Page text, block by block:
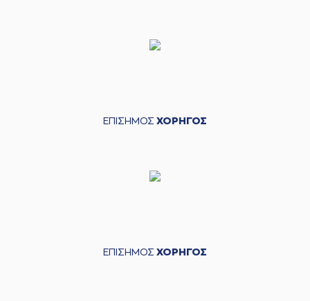
ΕΠΙΣΗΜΟΣ ΧΟΡΗΓΟΣ
ΕΠΙΣΗΜΟΣ ΧΟΡΗΓΟΣ